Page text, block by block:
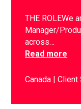
THE ROLEWe
Manager/
across…
Read more
Canada Client